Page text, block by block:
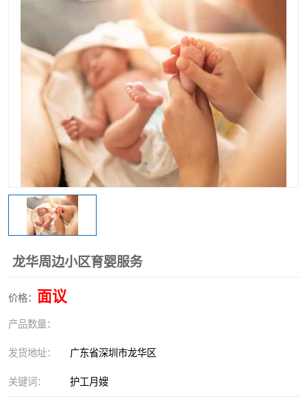
龙华周边小区育婴服务
价格： 面议
产品数量：
发货地址： 广东省深圳市龙华区
关键词： 护工月嫂